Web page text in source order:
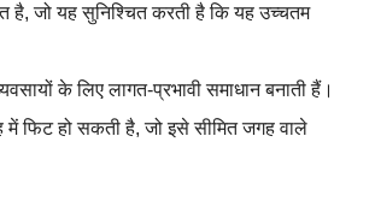
जो यह सुनिश्चित करती है कि यह उच्चतम
के लिए लागत-प्रभावी समाधान बनाती हैं।
फिट हो सकती है, जो इसे सीमित जगह वाले